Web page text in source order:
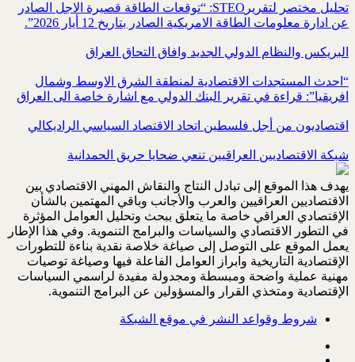
تحليل مختصر لتقريرSTEO‏: “توقعات الطاقة قصيرة الاجل الصادر
عن ادارة معلومات الطاقة الامريكية ‏الصادر بتاريخ 12 أيار 2026”.‏
البريكس والنظام الدولي الجديد وافاق التحاق العراق
“احدث المستجدات الاقتصادية لمنطقة الشرق الاوسط وشمال
افريقيا”: قراءة في تقرير البنك الدولي مع اشارة خاصة الى العراق
اقتصاديون من أجل فلسطين اتحاد الاقتصاد السياسي الراديكالي
شبكة الاقتصاديين العراقيين تنعي ضحايا حريق الحمدانية
يهدف هذا الموقع إلى تبادل النتاج والنقاش المهني الاقتصادي بين
الاقتصاديين العراقيين والعرب والأجانب وباقي المهتمين بالشأن
الإقتصادي العراقي خاصة ما يتعلق ببحث وتحليل العوامل المؤثرة
في التطور الاقتصادي والسياسات والبرامج التنموية. وفي هذا الإطار
يعمل الموقع على التوصل إلى صياغة خلاصة نقدية بناءة للتطورات
الإقتصادية التاريخية وابراز العوامل الفاعلة فيها وصياغة توصيات
مهنية عملية واضحة ومبسطة ومجدولة مفيدة لراسمي السياسات
الإقتصادية ومتخذي القرار والمسؤولين عن البرامج التنموية.
شروط وقواعد النشر في موقع الشبكة